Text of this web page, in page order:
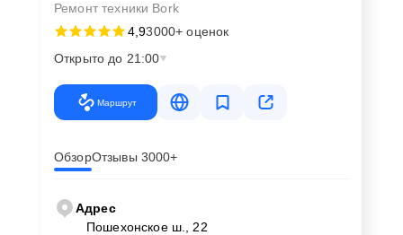
Ремонт техники Bork
4,93000+ оценок
Открыто до 21:00
Маршрут
ОбзорОтзывы 3000+
Адрес
Пошехонское ш., 22